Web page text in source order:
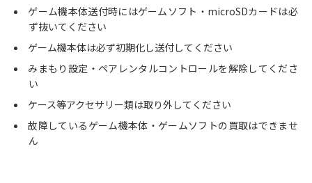
ゲーム機本体送付時にはゲームソフト・microSDカードは必
ず抜いてください
ゲーム機本体は必ず初期化し送付してください
みまもり設定・ペアレンタルコントロールを解除してくださ
い
ケース等アクセサリー類は取り外してください
故障しているゲーム機本体・ゲームソフトの買取はできませ
ん